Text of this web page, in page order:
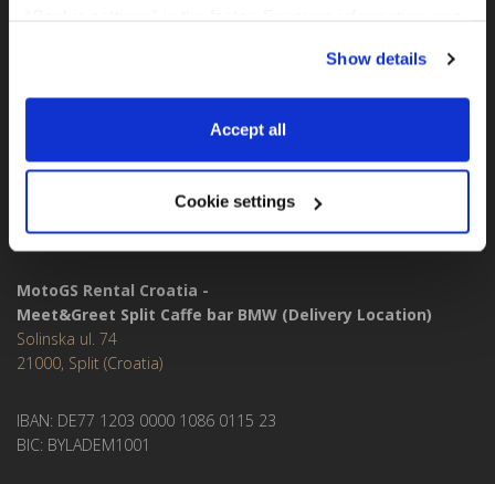
Show details
Accept all
Cookie settings
21220, Seget Donji - Trogir (Croatia)
MotoGS Rental Croatia -
Cesta Dr. Franje Tuđmana 1270
21217, Kaštel Štafilić (Croatia)
MotoGS Rental Croatia -
Meet&Greet Split Caffe bar BMW (Delivery Location)
Solinska ul. 74
21000, Split (Croatia)
IBAN: DE77 1203 0000 1086 0115 23
BIC: BYLADEM1001